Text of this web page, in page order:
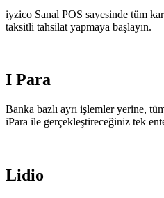
iyzico Sanal POS sayesinde tüm
taksitli tahsilat yapmaya başlayın.
I Para
Banka bazlı ayrı işlemler yerine,
iPara ile gerçekleştireceğiniz tek
Lidio